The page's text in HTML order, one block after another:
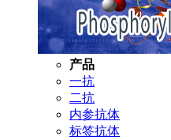
产品
一抗
二抗
内参抗体
标签抗体